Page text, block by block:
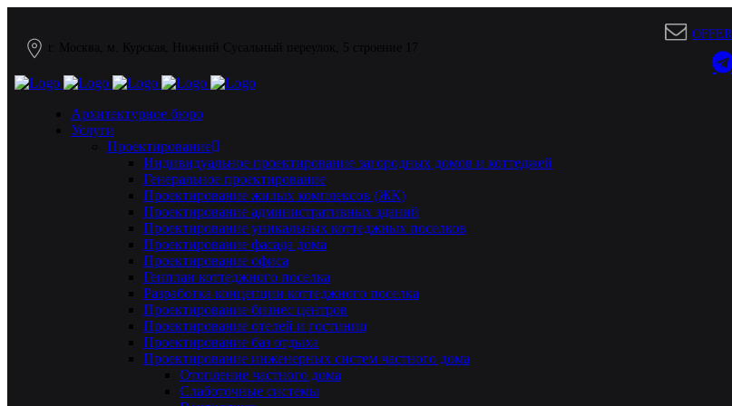
г. Москва, м. Курская, Нижний Сусальный переулок, 5 строение 17
Архитектурное бюро
Услуги
Проектирование
Индивидуальное проектирование загородных домов и коттеджей
Генеральное проектирование
Проектирование жилых комплексов (ЖК)
Проектирование административных зданий
Проектирование уникальных коттеджных поселков
Проектирование фасада дома
Проектирование офиса
Генплан коттеджного поселка
Разработка концепции коттеджного поселка
Проектирование бизнес центров
Проектирование отелей и гостиниц
Проектирование баз отдыха
Проектирование инженерных систем частного дома
Отопление частного дома
Слаботочные системы